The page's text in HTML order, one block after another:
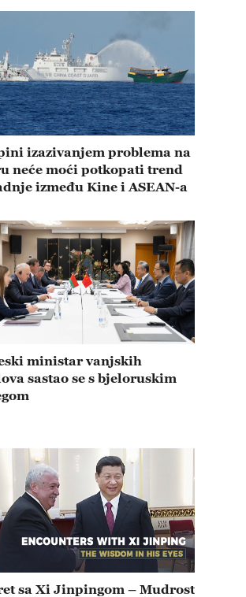
izazivanjem problema na
neće moći potkopati trend
između Kine i ASEAN-a
ministar vanjskih
sastao se s bjeloruskim
sa Xi Jinpingom – Mudrost